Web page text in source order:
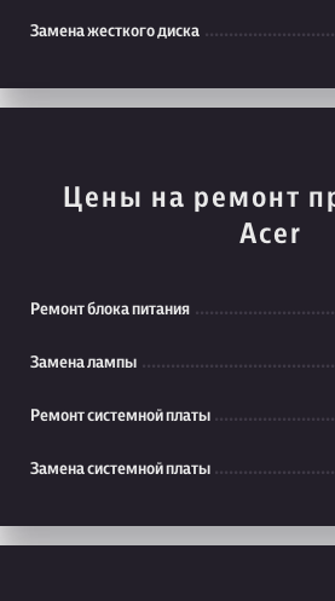
Замена жесткого диска
Цены на ремонт
Acer
Ремонт блока питания
Замена лампы
Ремонт системной платы
Замена системной платы